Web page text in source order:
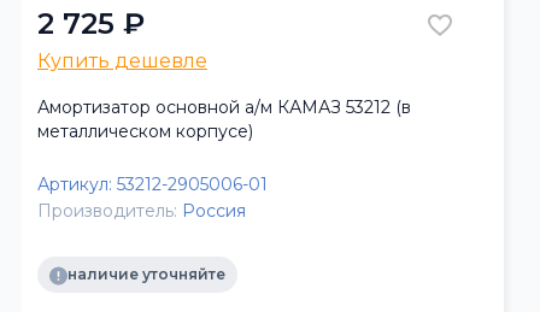
2 725 ₽
Купить дешевле
Амортизатор основной а/м КАМАЗ 53212 (в
металлическом корпусе)
Артикул: 53212-2905006-01
Производитель: Россия
наличие уточняйте